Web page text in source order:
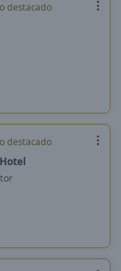
destacado
destacado